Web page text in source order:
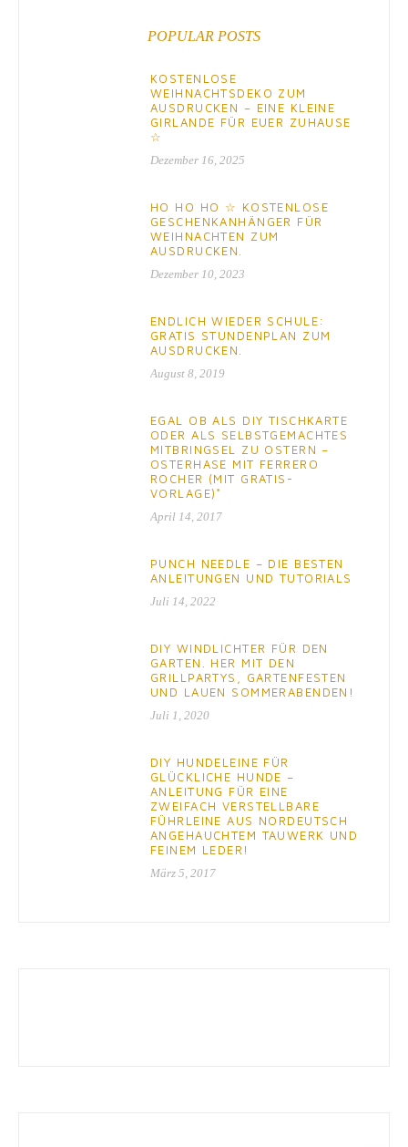
POPULAR POSTS
KOSTENLOSE
WEIHNACHTSDEKO ZUM
AUSDRUCKEN – EINE KLEINE
GIRLANDE FÜR EUER ZUHAUSE
☆
Dezember 16, 2025
HO HO HO ☆ KOSTENLOSE
GESCHENKANHÄNGER FÜR
WEIHNACHTEN ZUM
AUSDRUCKEN.
Dezember 10, 2023
ENDLICH WIEDER SCHULE:
GRATIS STUNDENPLAN ZUM
AUSDRUCKEN.
August 8, 2019
EGAL OB ALS DIY TISCHKARTE
ODER ALS SELBSTGEMACHTES
MITBRINGSEL ZU OSTERN –
OSTERHASE MIT FERRERO
ROCHER (MIT GRATIS-
VORLAGE)*
April 14, 2017
PUNCH NEEDLE – DIE BESTEN
ANLEITUNGEN UND TUTORIALS
Juli 14, 2022
DIY WINDLICHTER FÜR DEN
GARTEN. HER MIT DEN
GRILLPARTYS, GARTENFESTEN
UND LAUEN SOMMERABENDEN!
Juli 1, 2020
DIY HUNDELEINE FÜR
GLÜCKLICHE HUNDE –
ANLEITUNG FÜR EINE
ZWEIFACH VERSTELLBARE
FÜHRLEINE AUS NORDEUTSCH
ANGEHAUCHTEM TAUWERK UND
FEINEM LEDER!
März 5, 2017